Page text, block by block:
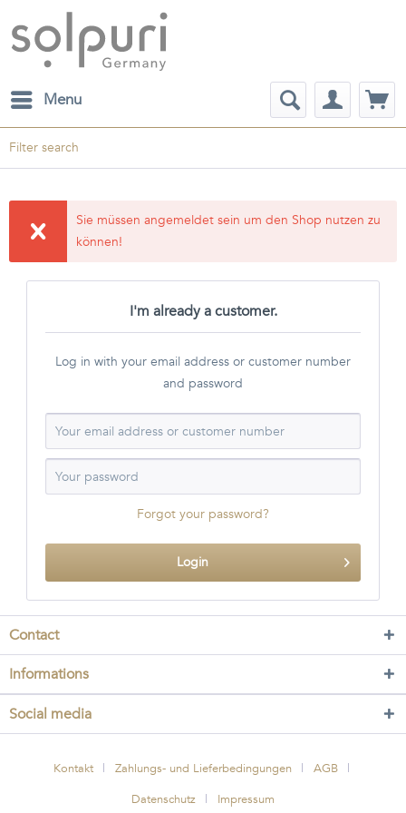
Menu
Filter search
Sie müssen angemeldet sein um den Shop nutzen zu
können!
I'm already a customer.
Log in with your email address or customer number
and password
Forgot your password?
Login
Contact
Informations
Social media
Kontakt Zahlungs- und Lieferbedingungen
AGB
Datenschutz
Impressum